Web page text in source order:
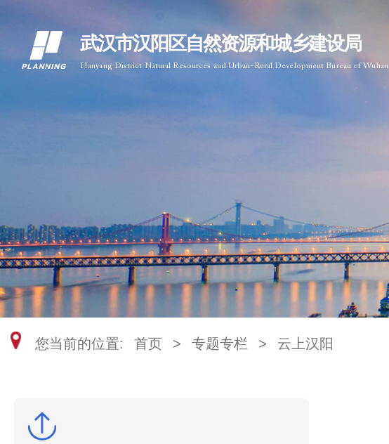
武汉市汉阳区自然资源和城乡建设局
Hanyang District Natural Resources and Urban-Rural Development Bureau of Wuhan
您当前的位置: 首页 > 专题专栏 > 云上汉阳